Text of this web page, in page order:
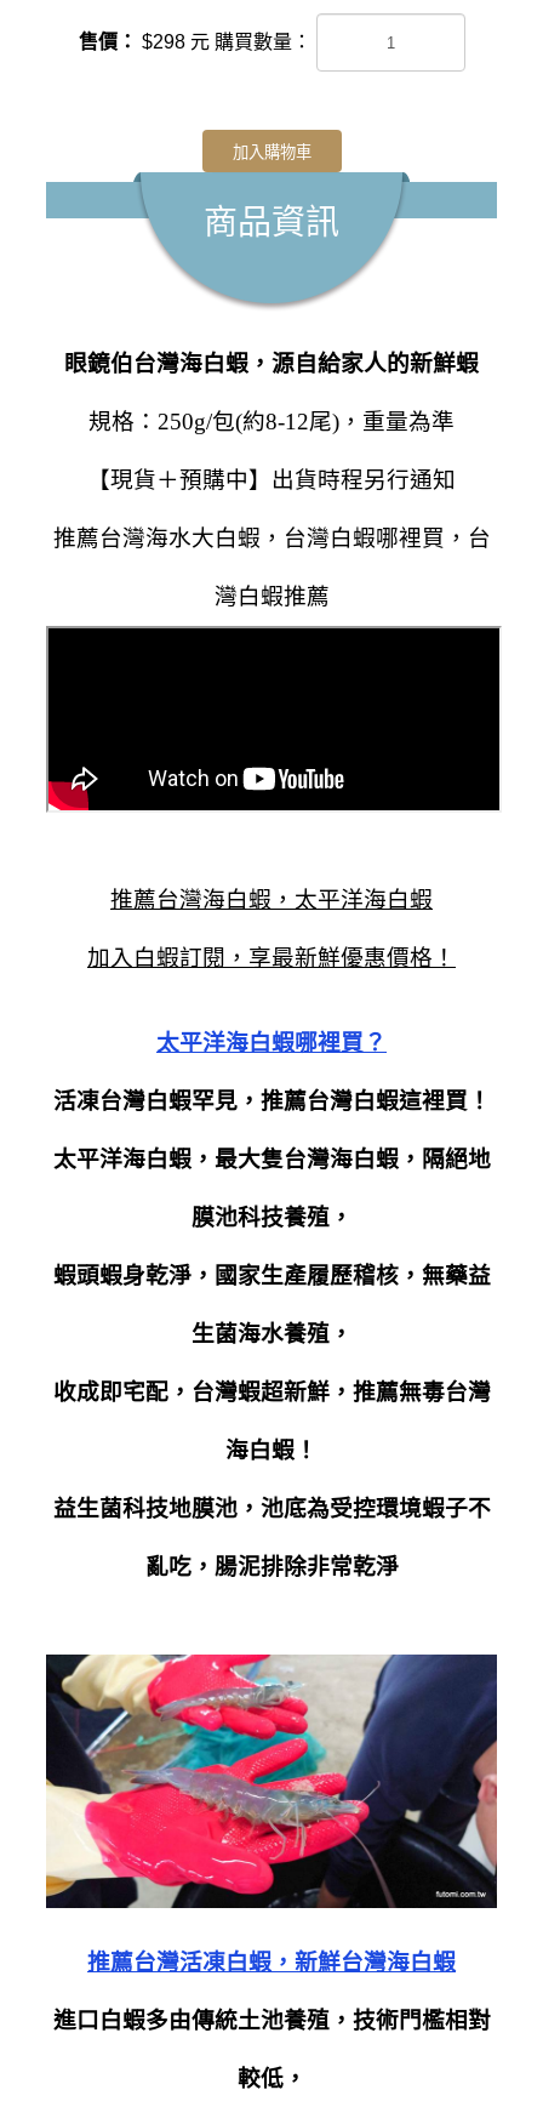
售價： $298元 購買數量：
加入購物車
商品資訊
眼鏡伯台灣海白蝦，源自給家人的新鮮蝦
規格： 250g/包(約8-12尾)，重量為準
【現貨＋預購中】出貨時程另行通知
推薦台灣海水大白蝦， 台灣白蝦哪裡買，台
灣白蝦推薦
推薦台灣海白蝦，太平洋海白蝦
加入白蝦訂閱，享最新鮮優惠價格！
太平洋海白蝦哪裡買？
活凍台灣白蝦罕見，推薦台灣白蝦這裡買！
太平洋海白蝦，最大隻台灣海白蝦，隔絕地
膜池科技養殖，
蝦頭蝦身乾淨，國家生產履歷稽核，無藥益
生菌海水養殖，
收成即宅配，台灣蝦超新鮮，推薦無毒台灣
海白蝦！
益生菌科技地膜池，池底為受控環境蝦子不
亂吃，腸泥排除非常乾淨
推薦台灣活凍白蝦，新鮮台灣海白蝦
進口白蝦多由傳統土池養殖，技術門檻相對
較低，